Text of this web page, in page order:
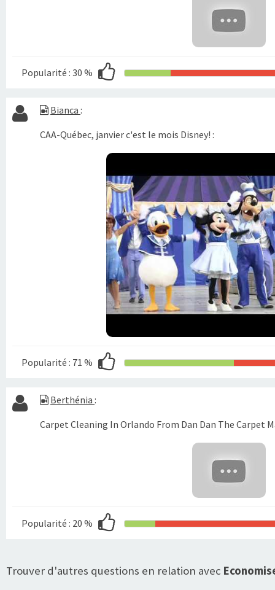
Popularité : 30 %
Bianca :
CAA-Québec, janvier c'est le mois Disney! :
Popularité : 71 %
Berthénia :
Carpet Cleaning In Orlando From Dan Dan The Carpet
Popularité : 20 %
Trouver d'autres questions en relation avec